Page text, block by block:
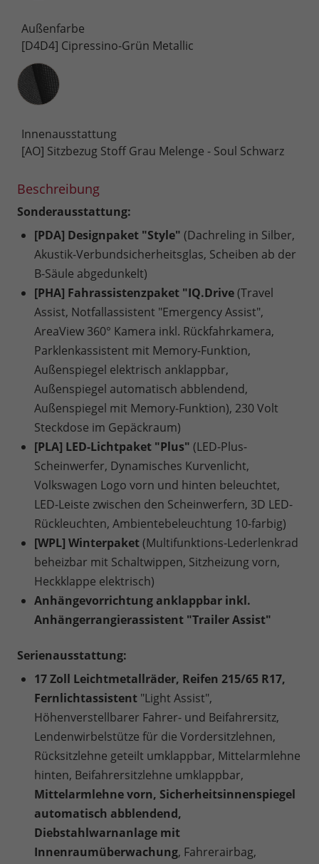
Außenfarbe
[D4D4] Cipressino-Grün Metallic
Innenausstattung
Innenausstattung
[AO] Sitzbezug Stoff Grau Melenge - Soul Schwarz
Beschreibung
Sonderausstattung:
[PDA] Designpaket "Style" (Dachreling in Silber,
Akustik-Verbundsicherheitsglas, Scheiben ab der
B-Säule abgedunkelt)
[PHA] Fahrassistenzpaket "IQ.Drive(Travel
Assist, Notfallassistent "Emergency Assist",
AreaView 360° Kamera inkl. Rückfahrkamera,
Parklenkassistent mit Memory-Funktion,
Außenspiegel elektrisch anklappbar,
Außenspiegel automatisch abblendend,
Außenspiegel mit Memory-Funktion), 230 Volt
Steckdose im Gepäckraum)
[PLA] LED-Lichtpaket "Plus" (LED-Plus-
Scheinwerfer, Dynamisches Kurvenlicht,
Volkswagen Logo vorn und hinten beleuchtet,
LED-Leiste zwischen den Scheinwerfern, 3D LED-
Rückleuchten, Ambientebeleuchtung 10-farbig)
[WPL] Winterpaket(Multifunktions-Lederlenkrad
beheizbar mit Schaltwippen, Sitzheizung vorn,
Heckklappe elektrisch)
Anhängevorrichtung anklappbar inkl.
Anhängerrangierassistent "Trailer Assist"
Serienausstattung:
17 Zoll Leichtmetallräder, Reifen 215/65 R17,
Fernlichtassistent "Light Assist",
Höhenverstellbarer Fahrer- und Beifahrersitz,
Lendenwirbelstütze für die Vordersitzlehnen,
Rücksitzlehne geteilt umklappbar, Mittelarmlehne
hinten, Beifahrersitzlehne umklappbar,
Mittelarmlehne vorn, Sicherheitsinnenspiegel
automatisch abblendend,
Diebstahlwarnanlage mit
Innenraumüberwachung, Fahrerairbag,